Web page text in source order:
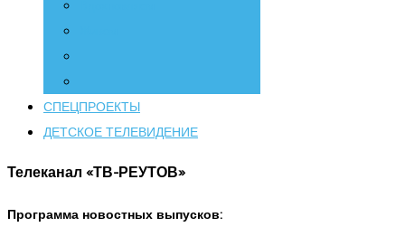
СПЕЦПРОЕКТЫ
ДЕТСКОЕ ТЕЛЕВИДЕНИЕ
Телеканал «ТВ-РЕУТОВ»
Программа новостных выпусков: